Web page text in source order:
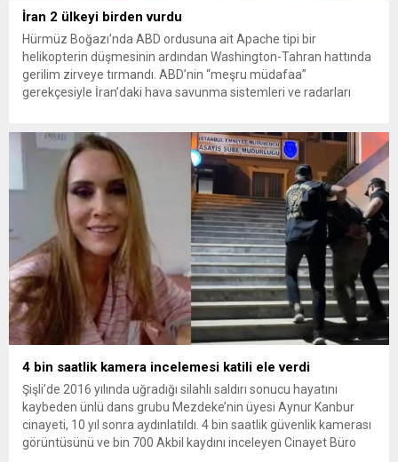
İran 2 ülkeyi birden vurdu
Hürmüz Boğazı’nda ABD ordusuna ait Apache tipi bir
helikopterin düşmesinin ardından Washington-Tahran hattında
gerilim zirveye tırmandı. ABD’nin “meşru müdafaa”
gerekçesiyle İran’daki hava savunma sistemleri ve radarları
yeni bir ABD saldırısına anında yanıt verileceğini duyurdu....
4 bin saatlik kamera incelemesi katili ele verdi
Şişli’de 2016 yılında uğradığı silahlı saldırı sonucu hayatını
kaybeden ünlü dans grubu Mezdeke’nin üyesi Aynur Kanbur
cinayeti, 10 yıl sonra aydınlatıldı. 4 bin saatlik güvenlik kamerası
görüntüsünü ve bin 700 Akbil kaydını inceleyen Cinayet Büro